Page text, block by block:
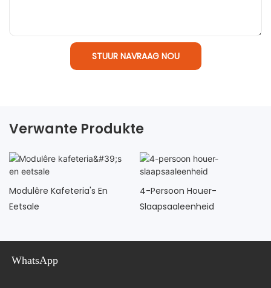
STUUR NAVRAAG NOU
Verwante Produkte
Modulêre Kafeteria's En
Eetsale
4-Persoon Houer-
Slaapsaaleenheid
WhatsApp